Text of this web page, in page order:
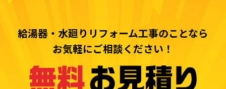
給湯器・水廻りリフォーム工事のことなら
お気軽にご相談ください！